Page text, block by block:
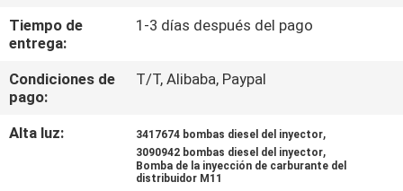
FÁBRICA
CONTROL
DE
Tiempo de
entrega:
1-3 días después del pago
Condiciones de
pago:
T/T, Alibaba, Paypal
Alta luz: 3417674 bombas diesel del inyector,
3090942 bombas diesel del inyector,
Bomba de la inyección de carburante del
distribuidor M11